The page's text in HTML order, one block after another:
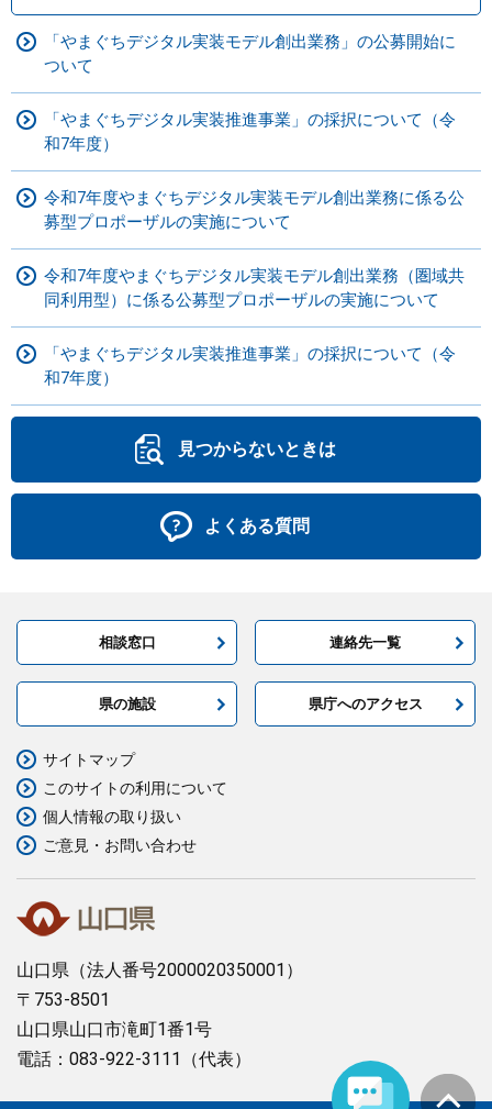
「やまぐちデジタル実装モデル創出業務」の公募開始に
ついて
「やまぐちデジタル実装推進事業」の採択について（令
和7年度）
令和7年度やまぐちデジタル実装モデル創出業務に係る公
募型プロポーザルの実施について
令和7年度やまぐちデジタル実装モデル創出業務（圏域共
同利用型）に係る公募型プロポーザルの実施について
「やまぐちデジタル実装推進事業」の採択について（令
和7年度）
見つからないときは
よくある質問
相談窓口 連絡先一覧
県の施設 県庁へのアクセス
山口県 （法人番号2000020350001）
〒753-8501
山口県山口市滝町1番1号
電話：083-922-3111（代表）
サイトマップ
このサイトの利用について
個人情報の取り扱い
ご意見・お問い合わせ